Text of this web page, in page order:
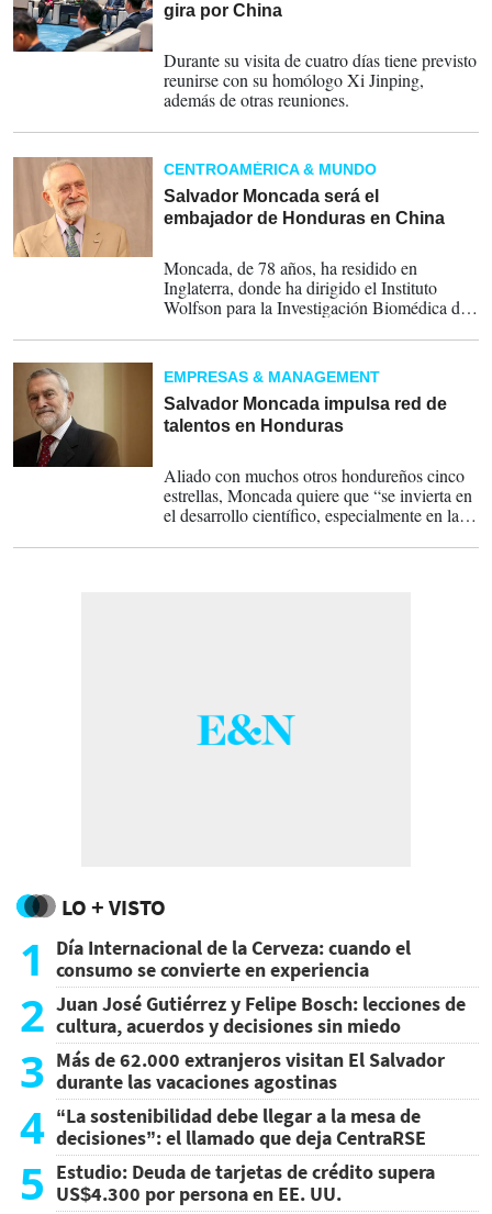
gira por China
Durante su visita de cuatro días tiene previsto
reunirse con su homólogo Xi Jinping,
además de otras reuniones.
CENTROAMÉRICA & MUNDO
Salvador Moncada será el
embajador de Honduras en China
Moncada, de 78 años, ha residido en
Inglaterra, donde ha dirigido el Instituto
Wolfson para la Investigación Biomédica del
EMPRESAS & MANAGEMENT
Salvador Moncada impulsa red de
talentos en Honduras
Aliado con muchos otros hondureños cinco
estrellas, Moncada quiere que “se invierta en
el desarrollo científico, especialmente en la
condiciones para el trabajo científico”.
LO + VISTO
1
Día Internacional de la Cerveza: cuando el
consumo se convierte en experiencia
2 Juan José Gutiérrez y Felipe Bosch: lecciones de
cultura, acuerdos y decisiones sin miedo
3 Más de 62.000 extranjeros visitan El Salvador
durante las vacaciones agostinas
4 “La sostenibilidad debe llegar a la mesa de
decisiones”: el llamado que deja CentraRSE
5 Estudio: Deuda de tarjetas de crédito supera
US$4.300 por persona en EE. UU.